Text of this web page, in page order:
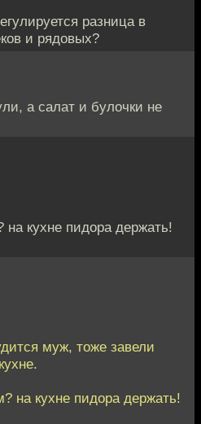
разница в
и рядовых?
а салат и булочки не
кухне пидора держать!
муж, тоже завели
на кухне пидора держать!